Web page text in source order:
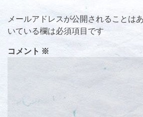
メールアドレスが公開されることは
いている欄は必須項目です
コメント ※